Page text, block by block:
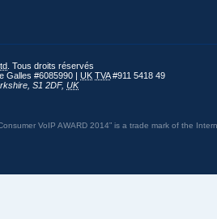
. Tous droits réservés
Galles #6085990 | UK TVA#911 5418 49
S1 2DF, UK
VoIP AWARD 2014” is a trade mark of the